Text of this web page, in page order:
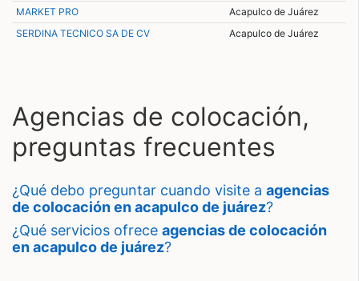
MARKET PRO
Acapulco de Juárez
SERDINA TECNICO SA DE CV
Acapulco de Juárez
Agencias de colocación,
preguntas frecuentes
¿qué debo preguntar cuando visite a agencias
de colocación en acapulco de juárez?
¿qué servicios ofrece agencias de colocación
en acapulco de juárez?